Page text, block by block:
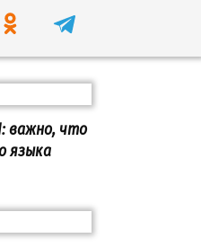
важно, что
языка